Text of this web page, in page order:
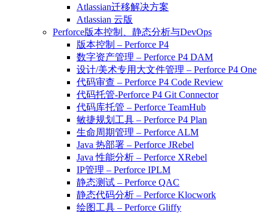
Atlassian迁移解决方案
Atlassian 云版
Perforce版本控制、静态分析与DevOps
版本控制 – Perforce P4
数字资产管理 – Perforce P4 DAM
设计/美术专用大文件管理 – Perforce P4 One
代码审查 – Perforce P4 Code Review
代码托管-Perforce P4 Git Connector
代码库托管 – Perforce TeamHub
敏捷规划工具 – Perforce P4 Plan
生命周期管理 – Perforce ALM
Java 热部署 – Perforce JRebel
Java 性能分析 – Perforce XRebel
IP管理 – Perforce IPLM
静态测试 – Perforce QAC
静态代码分析 – Perforce Klocwork
绘图工具 – Perforce Gliffy